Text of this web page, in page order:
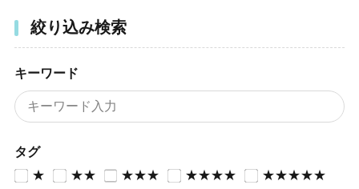
絞り込み検索
キーワード
タグ
★ ★★ ★★★ ★★★★
★★★★★